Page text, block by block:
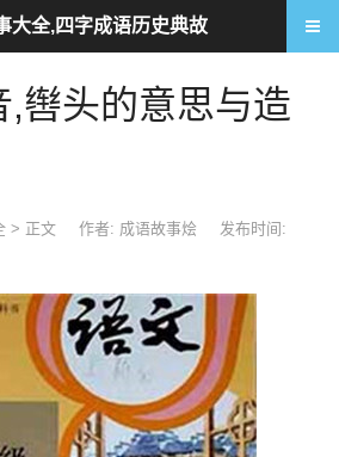
,辔头的意思与造
> 正文 作者: 成语故事烩
发布时间:
大全,四字成语历史典故